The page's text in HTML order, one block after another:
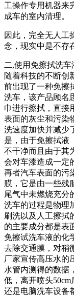
工操作专用机器来
成车的室内清理。
因此，完全无人工
念，现实中是不存
二,使用免擦拭洗
随着科技的不断创
前出现了一种免擦
洗车，该产品顾名
巾进行擦拭，直接
表面的灰尘和污染
洗速度加快并减少
是，由于免擦拭液
不干净而且由于其
会对车漆造成一定
再者汽车表面的污
膜，它是由一些残
尾气中未燃烧充分
洗车的过程是物理
刷洗以及人工擦拭
的主要成分都是表
免擦试洗车液的化
去除交通膜，对稍
厂家宣传高压水的
水管内测得的数据
低，离开喷头
还是电脑洗车设备